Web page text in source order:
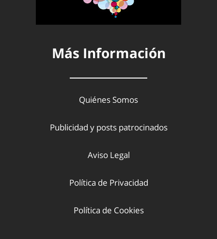
Más Información
Quiénes Somos
Publicidad y posts patrocinados
Aviso Legal
Política de Privacidad
Política de Cookies